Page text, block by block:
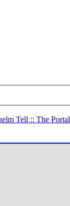
Tell :: The